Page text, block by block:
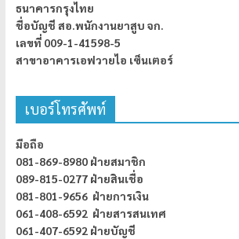
ธนาคารกรุงไทย
ชื่อบัญชี สอ.พนักงานยาสูบ จก.
เลขที่ 009-1-41598-5
สาขาอาคารเอฟวายไอ เซ็นเตอร์
เบอร์โทรศัพท์
มือถือ
081-869-8980 ฝ่ายสมาชิก
089-815-0277 ฝ่ายสินเชื่อ
081-801-9656 ฝ่ายการเงิน
061-408-6592 ฝ่ายสารสนเทศ
061-407-6592 ฝ่ายบัญชี